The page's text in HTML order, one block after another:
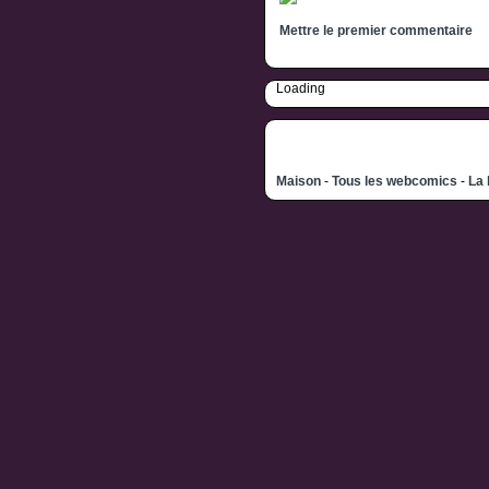
Mettre le premier commentaire
Loading
Maison - Tous les webcomics - La